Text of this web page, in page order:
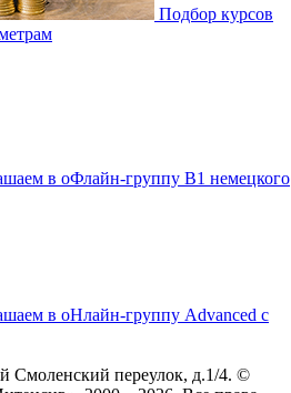
Подбор курсов
в оФлайн-группу В1 немецкого
в оНлайн-группу Advanced с
Смоленский переулок, д.1/4. ©